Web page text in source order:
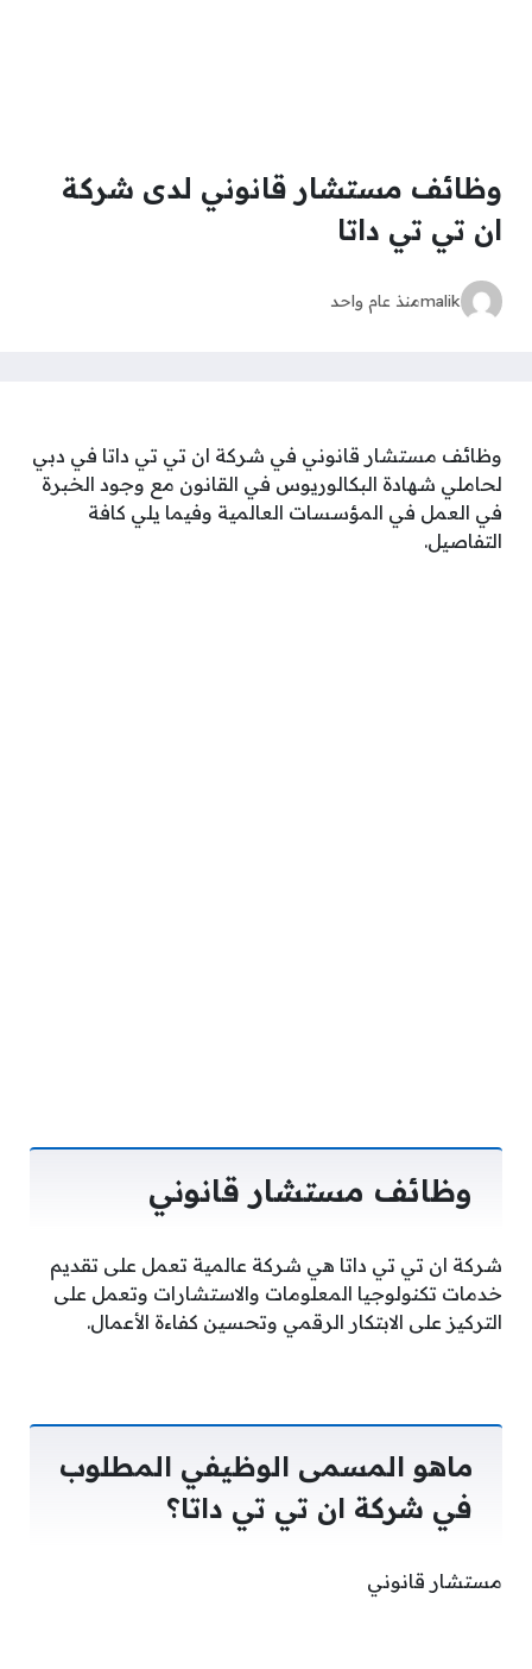
وظائف مستشار قانوني لدى شركة
ان تي تي داتا
malikمنذ عام واحد
وظائف مستشار قانوني في شركة ان تي تي داتا في دبي
لحاملي شهادة البكالوريوس في القانون مع وجود الخبرة
في العمل في المؤسسات العالمية وفيما يلي كافة
التفاصيل.
وظائف مستشار قانوني
شركة ان تي تي داتا هي شركة عالمية تعمل على تقديم
خدمات تكنولوجيا المعلومات والاستشارات وتعمل على
التركيز على الابتكار الرقمي وتحسين كفاءة الأعمال.
ماهو المسمى الوظيفي المطلوب
في شركة ان تي تي داتا؟
مستشار قانوني